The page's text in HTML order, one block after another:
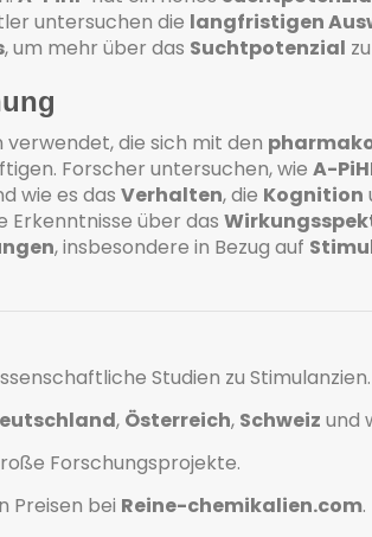
untersuchen die langfristigen
, um mehr über das Suchtpotenzial
verwendet, die sich mit den
Forscher untersuchen, wie A-
wie es das Verhalten, die Kognition
Erkenntnisse über das
, insbesondere in Bezug auf
Studien zu Stimulanzien.
, Österreich, Schweiz und
Forschungsprojekte.
Preisen bei Reine-chemikalien.com.